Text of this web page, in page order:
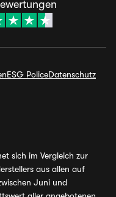
ESG PoliceDatenschutz
sich im Vergleich zur
aus allen auf
Juni und